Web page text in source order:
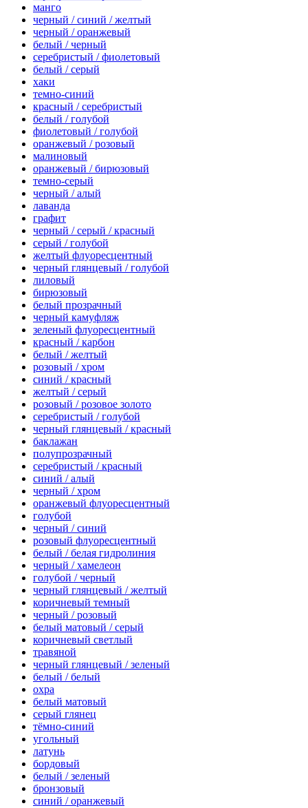
манго
черный / синий / желтый
черный / оранжевый
белый / черный
серебристый / фиолетовый
белый / серый
хаки
темно-синий
красный / серебристый
белый / голубой
фиолетовый / голубой
оранжевый / розовый
малиновый
оранжевый / бирюзовый
темно-серый
черный / алый
лаванда
графит
черный / серый / красный
серый / голубой
желтый флуоресцентный
черный глянцевый / голубой
лиловый
бирюзовый
белый прозрачный
черный камуфляж
зеленый флуоресцентный
красный / карбон
белый / желтый
розовый / хром
синий / красный
желтый / серый
розовый / розовое золото
серебристый / голубой
черный глянцевый / красный
баклажан
полупрозрачный
серебристый / красный
синий / алый
черный / хром
оранжевый флуоресцентный
голубой
черный / синий
розовый флуоресцентный
белый / белая гидролиния
черный / хамелеон
голубой / черный
черный глянцевый / желтый
коричневый темный
черный / розовый
белый матовый / серый
коричневый светлый
травяной
черный глянцевый / зеленый
белый / белый
охра
белый матовый
серый глянец
тёмно-синий
угольный
латунь
бордовый
белый / зеленый
бронзовый
синий / оранжевый